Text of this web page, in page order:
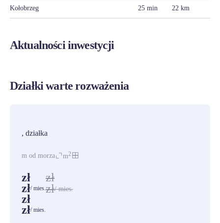
Kołobrzeg 25 min 22 km
Aktualności inwestycji
Działki warte rozważenia
, działka
m od morza m2
zł
zł/ mies.
zł
zł/ mies.
zł
zł/ mies.